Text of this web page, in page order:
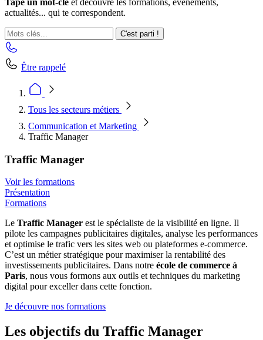
Tape un mot-clé et découvre les formations, événements,
actualités... qui te correspondent.
C'est parti !
Être rappelé
Tous les secteurs métiers
Communication et Marketing
Traffic Manager
Traffic Manager
Voir les formations
Présentation
Formations
Le Traffic Manager est le spécialiste de la visibilité en ligne. Il
pilote les campagnes publicitaires digitales, analyse les performances
et optimise le trafic vers les sites web ou plateformes e-commerce.
C’est un métier stratégique pour maximiser la rentabilité des
investissements publicitaires. Dans notre école de commerce à
Paris, nous vous formons aux outils et techniques du marketing
digital pour exceller dans cette fonction.
Je découvre nos formations
Les objectifs du Traffic Manager